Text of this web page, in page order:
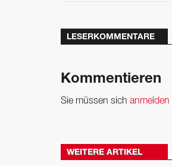
LESERKOMMENTARE
Kommentieren
Sie müssen sich anmelden
WEITERE ARTIKEL